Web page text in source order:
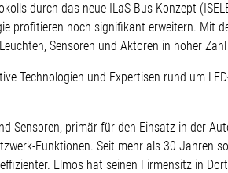
durch das neue ILaS Bus-Konzept
profitieren noch signifikant erweitern. Mit
Sensoren und Aktoren in hoher
Technologien und Expertisen rund um
Sensoren, primär für den Einsatz in der
Funktionen. Seit mehr als 30 Jahren
Elmos hat seinen Firmensitz in